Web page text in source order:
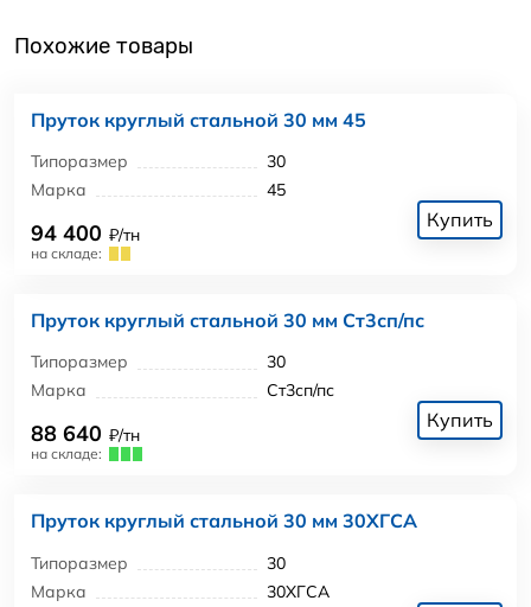
Похожие товары
Пруток круглый стальной 30 мм 45
Типоразмер
30
Марка
45
94 400 ₽/тн
на складе:
Купить
Пруток круглый стальной 30 мм Ст3сп/пс
Типоразмер
30
Марка
Ст3сп/пс
88 640 ₽/тн
на складе:
Купить
Пруток круглый стальной 30 мм 30ХГСА
Типоразмер
30
Марка
30ХГСА